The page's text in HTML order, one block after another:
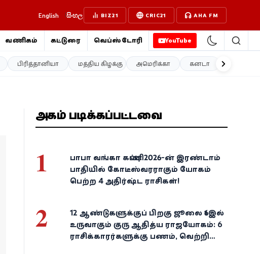
English සිංහල BIZ21 CRIC21 AHA FM
வணிகம் கட்டுரை வெப்ஸ்டோரி YouTube
பிரித்தானியா மத்திய கிழக்கு அமெரிக்கா கனடா
அதிகம் படிக்கப்பட்டவை
1
பாபா வங்கா கணிப்பு: 2026-ன் இரண்டாம்
பாதியில் கோடீஸ்வரராகும் யோகம்
பெற்ற 4 அதிர்ஷ்ட ராசிகள்!
2
12 ஆண்டுகளுக்குப் பிறகு ஜூலை 16இல்
உருவாகும் குரு ஆதித்ய ராஜயோகம்: 6
ராசிக்காரர்களுக்கு பணம், வெற்றி